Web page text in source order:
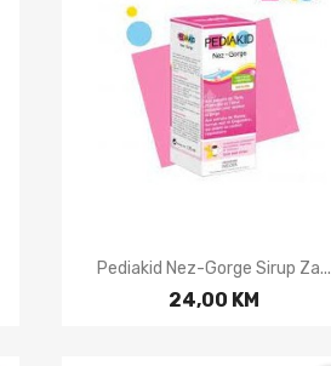
Brzi pregled
Pediakid Nez-Gorge Sirup Za...
24,00 KM